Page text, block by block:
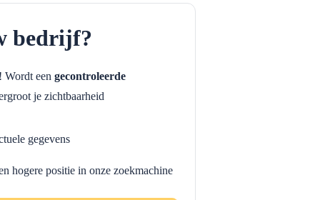
bedrijf?
een gecontroleerde
je zichtbaarheid
gegevens
hogere positie in onze zoekmachine